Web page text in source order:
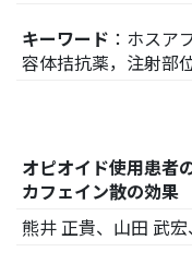
キーワード ：ホスア
容体拮抗薬，注射部
オピオイド使用患者
カフェイン散の効果
熊井 正貴、山田 武